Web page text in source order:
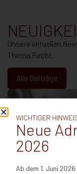
Unsere aktuellen
Thema Recht.
Alle Beiträge
WICHTIGER
Neue
2026
Ab dem 1. Juni